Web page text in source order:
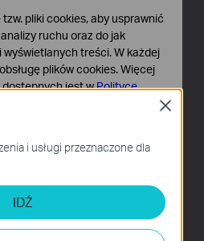
sieci WLAN
kilka trybów pracy (punkt
i usługi przeznaczone dla
IDŹ
Close
pliki cookies, aby usprawnić
ruchu oraz do jak
treści. W każdej
plików cookies. Więcej
jest wPolityce
są do poprawnego działania
wyłączone.
i marketingu
są wykorzystywane w celu
stronie, co umożliwia poprawę i